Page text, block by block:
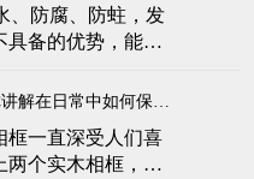
为您介绍装饰画框
具备的优势，能够
注意会造成很大的
高档进口实木喷漆框给你讲解在日常中如何保养实木相框
框一直深受人们喜
两个实木相框，把